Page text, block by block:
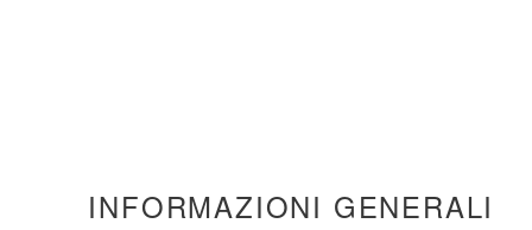
INFORMAZIONI GENERALI